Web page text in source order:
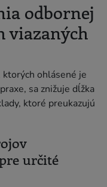
odbornej
viazaných
ktorých ohlásené je
sa znižuje dĺžka
ktoré preukazujú
určité